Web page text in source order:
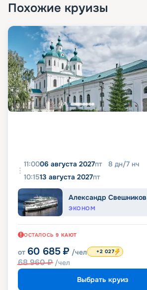
Похожие круизы
11:0006 августа 2027пт 8 дн/7 нч
10:1513 августа 2027пт
Александр Свешников
ЭКОНОМ
ОСТАЛОСЬ 9 КАЮТ
от 60 685 ₽ /чел
68 960₽ /чел
+2 027
Выбрать круиз